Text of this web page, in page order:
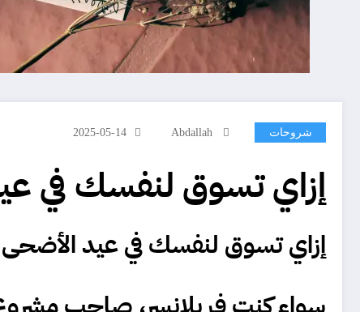
شروحات Abdallah
2025-05-14
إزاي تسوق لنفسك في
إزاي تسوق لنفسك في عيد الأضحى